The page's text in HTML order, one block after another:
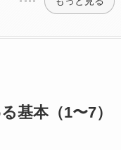
基本（1〜7）